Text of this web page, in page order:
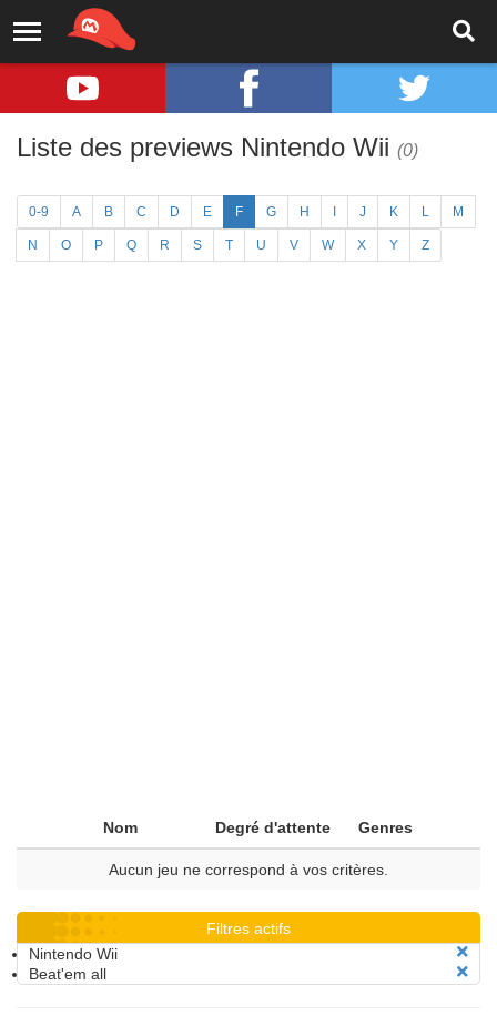
Liste des previews Nintendo Wii (0)
0-9 A B C D E F G H J K L M
N O P Q R S T U V W X Y Z
Nom Degré d'attente Genres
Aucun jeu ne correspond à vos critères.
Filtres actifs
Nintendo Wii
Beat'em all